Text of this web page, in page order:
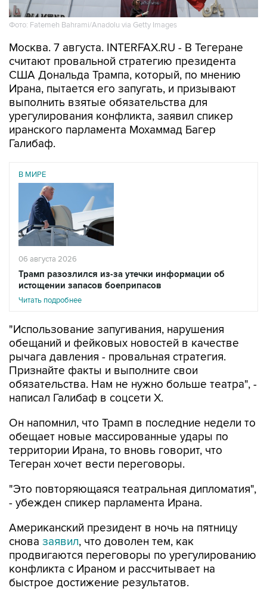
Фото: Fatemeh Bahrami/Anadolu via Getty Images
Москва. 7 августа. INTERFAX.RU - В Тегеране
считают провальной стратегию президента
США Дональда Трампа, который, по мнению
Ирана, пытается его запугать, и призывают
выполнить взятые обязательства для
урегулирования конфликта, заявил спикер
иранского парламента Мохаммад Багер
Галибаф.
В МИРЕ
06 августа 2026
Трамп разозлился из-за утечки информации об
истощении запасов боеприпасов
Читать подробнее
"Использование запугивания, нарушения
обещаний и фейковых новостей в качестве
рычага давления - провальная стратегия.
Признайте факты и выполните свои
обязательства. Нам не нужно больше театра", -
написал Галибаф в соцсети X.
Он напомнил, что Трамп в последние недели то
обещает новые массированные удары по
территории Ирана, то вновь говорит, что
Тегеран хочет вести переговоры.
"Это повторяющаяся театральная дипломатия",
- убежден спикер парламента Ирана.
Американский президент в ночь на пятницу
снова заявил, что доволен тем, как
продвигаются переговоры по урегулированию
конфликта с Ираном и рассчитывает на
быстрое достижение результатов.